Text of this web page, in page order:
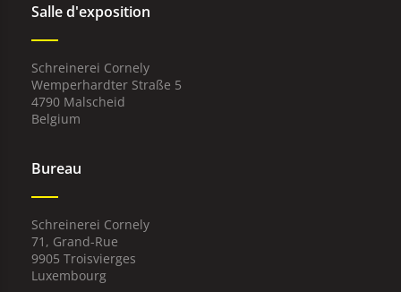
Salle d'exposition
Schreinerei Cornely
Wemperhardter Straße 5
4790 Malscheid
Belgium
Bureau
Schreinerei Cornely
71, Grand-Rue
9905 Troisvierges
Luxembourg